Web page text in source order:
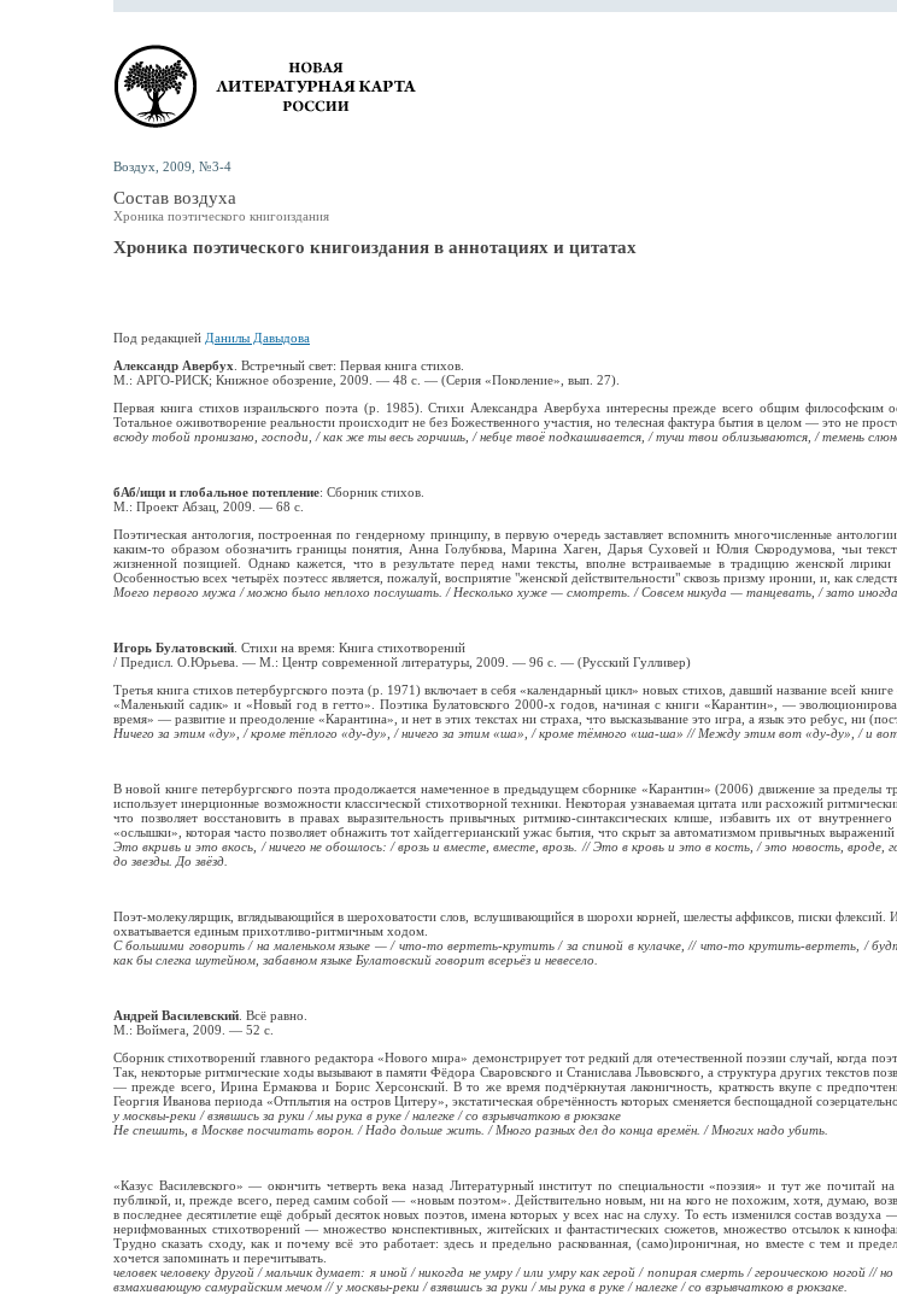
Воздух, 2009, №3-4
Состав воздуха
Хроника поэтического книгоиздания
Хроника поэтического книгоиздания в аннотациях и цитатах
Под редакцией Данилы Давыдова
Александр Авербух . Встречный свет: Первая книга стихов.
М.: АРГО-РИСК; Книжное обозрение, 2009. — 48 с. — (Серия «Поколение», вып. 27).
Первая книга стихов израильского поэта (р. 1985). Стихи Александра Авербуха интересны прежде всего общим
Тотальное оживотворение реальности происходит не без Божественного участия, но телесная фактура бытия в целом — это не
всюду тобой пронизано, господи, / как же ты весь горчишь, / небце твоё подкашивается, / тучи твои облизываются, / темень
бАб/ищи и глобальное потепление: Сборник стихов.
М.: Проект Абзац, 2009. — 68 с.
Поэтическая антология, построенная по гендерному принципу, в первую очередь заставляет вспомнить многочисленные
каким-то образом обозначить границы понятия, Анна Голубкова, Марина Хаген, Дарья Суховей и Юлия Скородумова, чьи
жизненной позицией. Однако кажется, что в результате перед нами тексты, вполне встраиваемые в традицию женской
Особенностью всех четырёх поэтесс является, пожалуй, восприятие "женской действительности" сквозь призму иронии, и, как
Моего первого мужа / можно было неплохо послушать. / Несколько хуже — смотреть. / Совсем никуда — танцевать, / зато
Игорь Булатовский . Стихи на время: Книга стихотворений
/ Предисл. О.Юрьева. — М.: Центр современной литературы, 2009. — 96 с. — (Русский Гулливер)
Третья книга стихов петербургского поэта (р. 1971) включает в себя «календарный цикл» новых стихов, давший название всей
«Маленький садик» и «Новый год в гетто». Поэтика Булатовского 2000-х годов, начиная с книги «Карантин», —
время» — развитие и преодоление «Карантина», и нет в этих текстах ни страха, что высказывание это игра, а язык это ребус, ни
Ничего за этим «ду», / кроме тёплого «ду-ду», / ничего за этим «ша», / кроме тёмного «ша-ша» // Между этим вот «ду-ду», / и
В новой книге петербургского поэта продолжается намеченное в предыдущем сборнике «Карантин» (2006) движение за
использует инерционные возможности классической стихотворной техники. Некоторая узнаваемая цитата или расхожий
что позволяет восстановить в правах выразительность привычных ритмико-синтаксических клише, избавить их от
«ослышки», которая часто позволяет обнажить тот хайдеггерианский ужас бытия, что скрыт за автоматизмом привычных выражений
Это вкривь и это вкось, / ничего не обошлось: / врозь и вместе, вместе, врозь. // Это в кровь и это в кость, / это новость,
до звезды. До звёзд.
Поэт-молекулярщик, вглядывающийся в шероховатости слов, вслушивающийся в шорохи корней, шелесты аффиксов, писки
охватывается единым прихотливо-ритмичным ходом.
С большими говорить / на маленьком языке — / что-то вертеть-крутить / за спиной в кулачке, // что-то крутить-вертеть, /
как бы слегка шутейном, забавном языке Булатовский говорит всерьёз и невесело.
Андрей Василевский . Всё равно.
М.: Воймега, 2009. — 52 с.
Сборник стихотворений главного редактора «Нового мира» демонстрирует тот редкий для отечественной поэзии случай, когда
Так, некоторые ритмические ходы вызывают в памяти Фёдора Сваровского и Станислава Львовского, а структура других текстов
— прежде всего, Ирина Ермакова и Борис Херсонский. В то же время подчёркнутая лаконичность, краткость вкупе с
Георгия Иванова периода «Отплытия на остров Цитеру», экстатическая обречённость которых сменяется беспощадной
у москвы-реки / взявшись за руки / мы рука в руке / налегке / со взрывчаткою в рюкзаке
Не спешить, в Москве посчитать ворон. / Надо дольше жить. / Много разных дел до конца времён. / Многих надо убить.
«Казус Василевского» — окончить четверть века назад Литературный институт по специальности «поэзия» и тут же
публикой, и, прежде всего, перед самим собой — «новым поэтом». Действительно новым, ни на кого не похожим, хотя, думаю,
в последнее десятилетие ещё добрый десяток новых поэтов, имена которых у всех нас на слуху. То есть изменился состав
нерифмованных стихотворений — множество конспективных, житейских и фантастических сюжетов, множество отсылок к
Трудно сказать сходу, как и почему всё это работает: здесь и предельно раскованная, (само)ироничная, но вместе с тем и
хочется запоминать и перечитывать.
человек человеку другой / мальчик думает: я иной / никогда не умру / или умру как герой / попирая смерть / героическою ногой
взмахивающую самурайским мечом // у москвы-реки / взявшись за руки / мы рука в руке / налегке / со взрывчаткою в рюкзаке.